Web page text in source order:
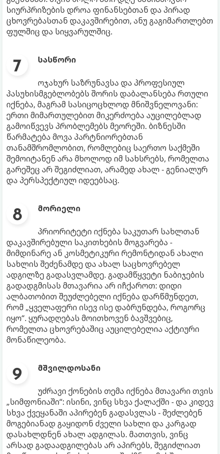
სიურპრიზების დროა ფინანსებთან და პირად
ცხოვრებასთან დაკავშირებით, ანუ გაგიმართლებთ
ფულშიც და სიყვარულშიც.
სასწორი
ოჯახურ საზრუნავსა და პროფესიულ
პასუხისმგებლობებს შორის დაბალანსება რთული
იქნება, მაგრამ სასიცოცხლოდ მნიშვნელოვანი:
ერთი მიმართულებით მიკერძოება აუცილებლად
გამოიწვევს პრობლემებს მეორეში. ბიზნესში
წარმატება მოვა პარტნიორებთან
თანამშრომლობით, რომლებიც საერთო საქმეში
შემოიტანენ არა მხოლოდ იმ სახსრებს, რომელთა
გარეშეც არ შეგიძლიათ, არამედ ახალ - გენიალურ
და პერსპექტიულ იდეებსაც.
მორიელი
პრიორიტეტი იქნება საკუთარ სახლთან
დაკავშირებული საკითხების მოგვარება -
მიმდინარე ან კოსმეტიკური რემონტიდან ახალი
სახლის შეძენამდე და ახალ საცხოვრებელ
ადგილზე გადასვლამდე. გადამწყვეტი ნაბიჯების
გადადგმისას მთავარია არ იჩქაროთ: დიდი
ალბათობით შეუძლებელი იქნება დარწმუნდეთ,
რომ „ყველაფერი ისევ ისე დაბრუნდება, როგორც
იყო“. ყურადღებას მოითხოვენ ბავშვებიც,
რომელთა ცხოვრებაშიც აუცილებელია აქტიური
მონაწილეობა.
მშვილდოსანი
უძრავი ქონების თემა იქნება მთავარი თვის
„სიმფონიაში“: ისინი, ვინც სხვა ქალაქში - და კიდევ
სხვა ქვეყანაში აპირებენ გადასვლას - შეძლებენ
მოგებიანად გაყიდონ ძველი სახლი და კარგად
დასახლდნენ ახალ ადგილას. მათთვის, ვინც
არსად გადაადგილებას არ აპირებს, შეგიძლიათ